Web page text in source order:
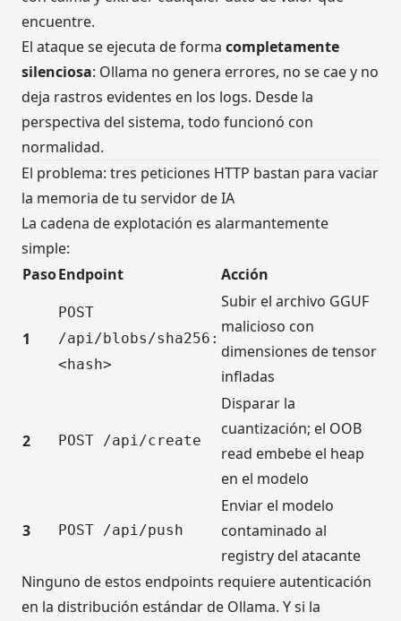
encuentre.
El ataque se ejecuta de forma completamente
silenciosa: Ollama no genera errores, no se cae y no
deja rastros evidentes en los logs. Desde la
perspectiva del sistema, todo funcionó con
normalidad.
El problema: tres peticiones HTTP bastan para vaciar
la memoria de tu servidor de IA
La cadena de explotación es alarmantemente
simple:
PasoEndpoint Acción
1
POST
/api/blobs/sha256:
<hash>
Subir el archivo GGUF
malicioso con
dimensiones de tensor
infladas
2 POST /api/create
Disparar la
cuantización; el OOB
read embebe el heap
en el modelo
3 POST /api/push
Enviar el modelo
contaminado al
registry del atacante
Ninguno de estos endpoints requiere autenticación
en la distribución estándar de Ollama. Y si la